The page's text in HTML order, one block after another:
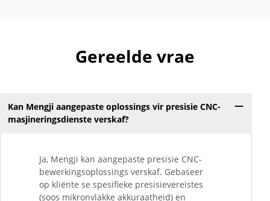
Gereelde vrae
Kan Mengji aangepaste oplossings vir presisie CNC-
masjineringsdienste verskaf?
Ja, Mengji kan aangepaste presisie CNC-
bewerkingsoplossings verskaf. Gebaseer
op kliënte se spesifieke presisievereistes
(soos mikronvlakke akkuraatheid) en